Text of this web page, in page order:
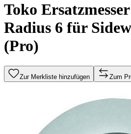
Toko
Radius 6 für
(Pro)
Zur Merkliste hinzufügen Zum